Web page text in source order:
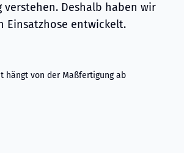
verstehen. Deshalb haben wir
Einsatzhose entwickelt.
hängt von der Maßfertigung ab